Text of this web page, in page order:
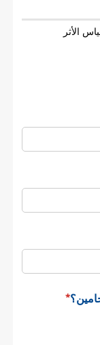
الأثر
*
(required)